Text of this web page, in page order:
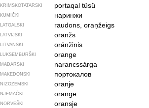
KRIMSKOTATARSKI portaqal tüsü
KUMIČKI наринжи
LATGALSKI raudons, oraņžeigs
LATVIJSKI oranžs
LITVANSKI oránžinis
LUKSEMBURŠKI orange
MAĐARSKI narancssárga
MAKEDONSKI портокалов
NIZOZEMSKI oranje
NJEMAČKI orange
NORVEŠKI oransje